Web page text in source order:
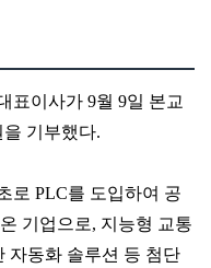
표이사가 9월 9일 본교
기부했다.
로 PLC를 도입하여 공
기업으로, 지능형 교통
자동화 솔루션 등 첨단